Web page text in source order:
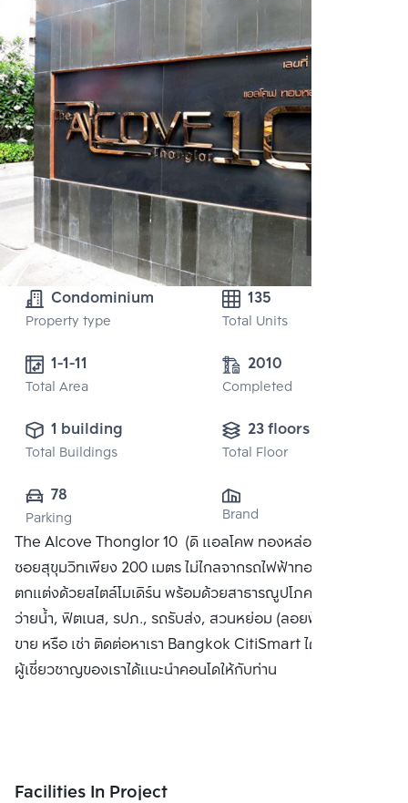
Condominium
Property type
135
Total Units
1-1-11
Total Area
2010
Completed
1 building
Total Buildings
23 floors
Total Floor
78
Parking Brand
The Alcove Thonglor 10 (ดิ แอลโคพ ทองหล่อ 10) ห่างจาก
ซอยสุขุมวิทเพียง 200 เมตร ไม่ไกลจากรถไฟฟ้าทองหล่อ คอนโด
ตกแต่งด้วยสไตล์โมเดิร์น พร้อมด้วยสาธารณูปโภคครบครัน สระ
ว่ายน้ำ, ฟิตเนส, รปภ., รถรับส่ง, สวนหย่อม (ลอยฟ้า) ได้แก่ ซื้อ
ขาย หรือ เช่า ติดต่อหาเรา Bangkok CitiSmart ได้ทันที เพื่อให้
ผู้เชี่ยวชาญของเราได้แนะนำคอนโดให้กับท่าน
Facilities In Project